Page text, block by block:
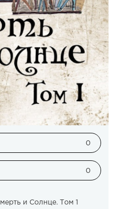
0
0
и Солнце. Том 1